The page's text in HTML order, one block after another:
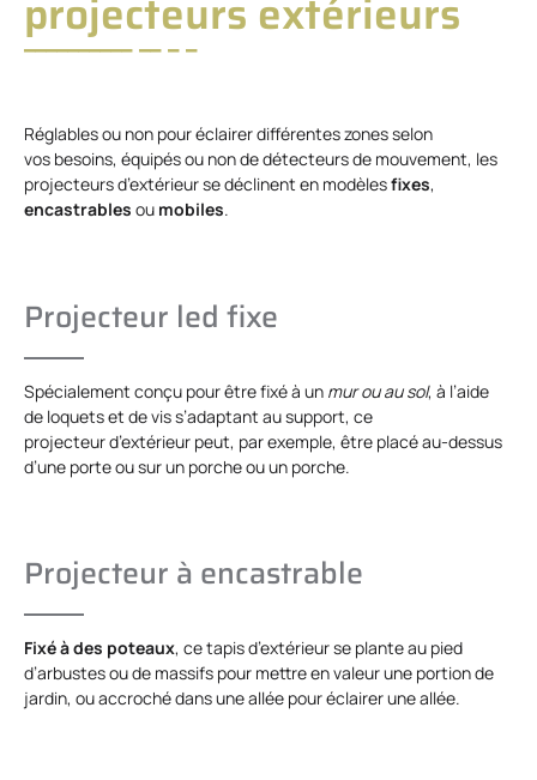
projecteurs extérieurs
Réglables ou non pour éclairer différentes zones selon
vos besoins, équipés ou non de détecteurs de mouvement, les
projecteurs d’extérieur se déclinent en modèlesfixes,
encastrables ou mobiles.
Projecteur led fixe
Spécialement conçu pour être fixé à un mur ou au sol, à l’aide
de loquets et de vis s’adaptant au support, ce
projecteur d’extérieur peut, par exemple, être placé au-dessus
d’une porte ou sur un porche ou un porche.
Projecteur à encastrable
Fixé à des poteaux, ce tapis d’extérieur se plante au pied
d’arbustes ou de massifs pour mettre en valeur une portion de
jardin, ou accroché dans une allée pour éclairer une allée.